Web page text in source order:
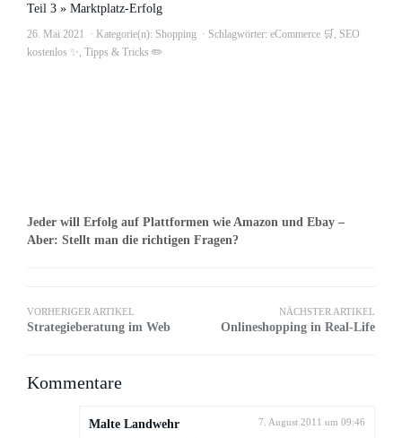
Teil 3 » Marktplatz-Erfolg
26. Mai 2021 Kategorie(n): Shopping Schlagwörter: eCommerce 🛒, SEO
kostenlos ✨, Tipps & Tricks ✏️
Jeder will Erfolg auf Plattformen wie Amazon und Ebay –
Aber: Stellt man die richtigen Fragen?
VORHERIGER ARTIKEL
Strategieberatung im Web
NÄCHSTER ARTIKEL
Onlineshopping in Real-Life
Kommentare
Malte Landwehr 7. August 2011 um 09:46